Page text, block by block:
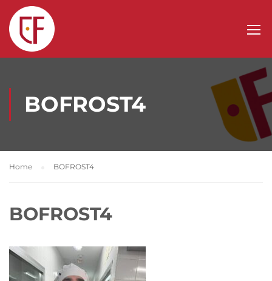
BOFROST4
Home BOFROST4
BOFROST4